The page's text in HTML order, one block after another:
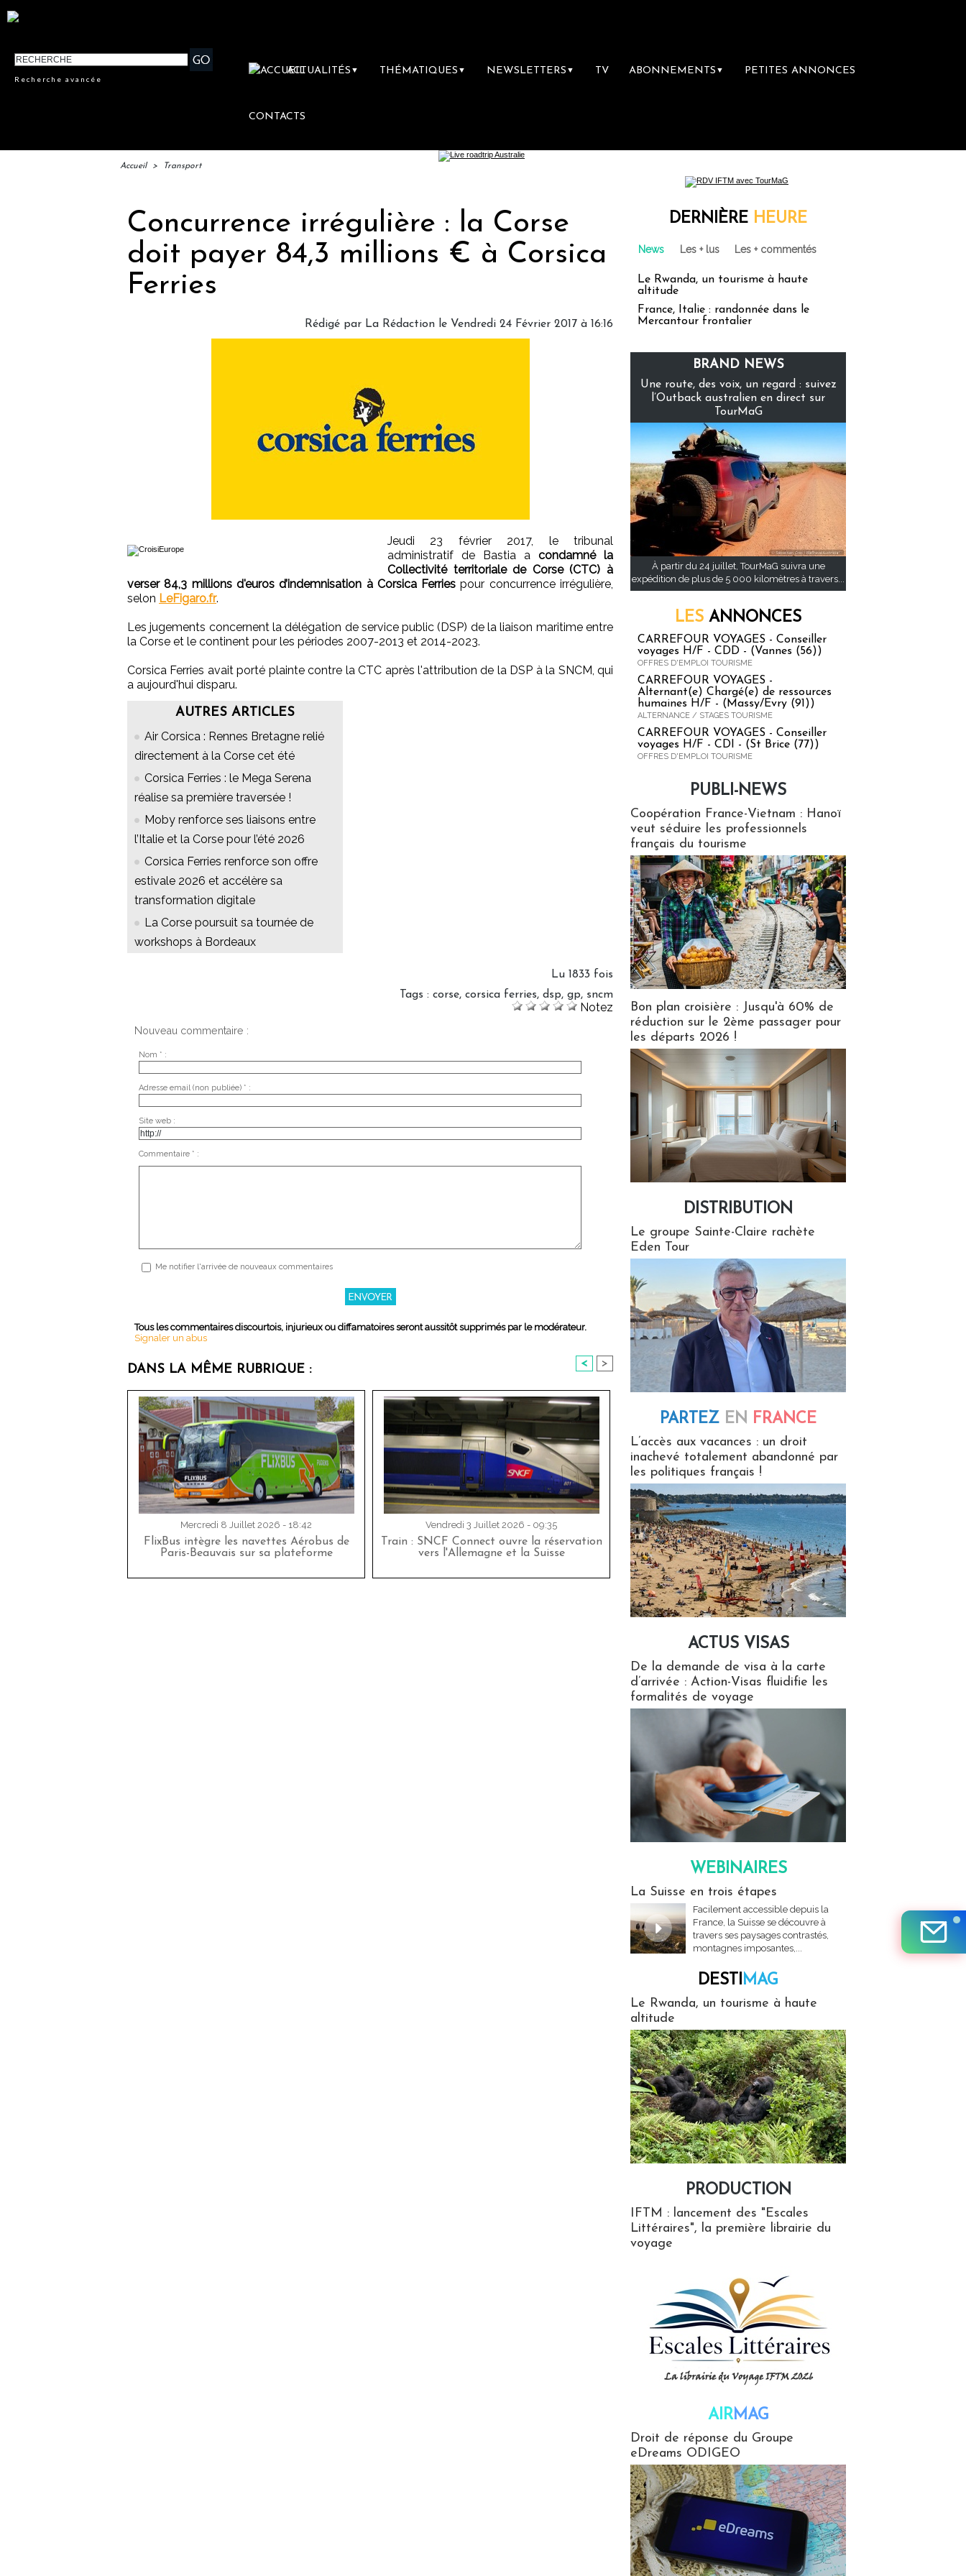
Recherche avancée
ACTUALITÉS ▼ THÉMATIQUES ▼ NEWSLETTERS ▼ TV ABONNEMENTS ▼ PETITES ANNONCES
CONTACTS
Accueil > Transport
Concurrence irrégulière : la Corse
doit payer 84,3 millions € à Corsica
Ferries
Rédigé par La Rédaction le Vendredi 24 Février 2017 à 16:16
Jeudi 23 février 2017, le tribunal
administratif de Bastia a condamné la
Collectivité territoriale de Corse (CTC) à
verser 84,3 millions d'euros d’indemnisation à Corsica Ferries pour concurrence irrégulière,
selon LeFigaro.fr.
Les jugements concernent la délégation de service public (DSP) de la liaison maritime entre
la Corse et le continent pour les périodes 2007-2013 et 2014-2023.
Corsica Ferries avait porté plainte contre la CTC après l'attribution de la DSP à la SNCM, qui
a aujourd'hui disparu.
AUTRES ARTICLES
Air Corsica : Rennes Bretagne relié
directement à la Corse cet été
Corsica Ferries : le Mega Serena
réalise sa première traversée !
Moby renforce ses liaisons entre
l’Italie et la Corse pour l’été 2026
Corsica Ferries renforce son offre
estivale 2026 et accélère sa
transformation digitale
La Corse poursuit sa tournée de
workshops à Bordeaux
Lu 1833 fois
Tags : corse, corsica ferries, dsp, gp, sncm
Notez
Nouveau commentaire :
Nom * :
Adresse email (non publiée) * :
Site web :
Commentaire * :
Me notifier l'arrivée de nouveaux commentaires
Tous les commentaires discourtois, injurieux ou diffamatoires seront aussitôt supprimés par le modérateur.
Signaler un abus
DANS LA MÊME RUBRIQUE : < >
Mercredi 8 Juillet 2026 - 18:42
FlixBus intègre les navettes Aérobus de
Paris-Beauvais sur sa plateforme
Vendredi 3 Juillet 2026 - 09:35
Train : SNCF Connect ouvre la réservation
vers l'Allemagne et la Suisse
DERNIÈRE HEURE
News Les + lus Les + commentés
Le Rwanda, un tourisme à haute
altitude
France, Italie : randonnée dans le
Mercantour frontalier
BRAND NEWS
Une route, des voix, un regard : suivez
l’Outback australien en direct sur
TourMaG
À partir du 24 juillet, TourMaG suivra une
expédition de plus de 5 000 kilomètres à travers...
LES ANNONCES
CARREFOUR VOYAGES - Conseiller
voyages H/F - CDD - (Vannes (56))
OFFRES D'EMPLOI TOURISME
CARREFOUR VOYAGES -
Alternant(e) Chargé(e) de ressources
humaines H/F - (Massy/Evry (91))
ALTERNANCE / STAGES TOURISME
CARREFOUR VOYAGES - Conseiller
voyages H/F - CDI - (St Brice (77))
OFFRES D'EMPLOI TOURISME
PUBLI-NEWS
Coopération France-Vietnam : Hanoï
veut séduire les professionnels
français du tourisme
Bon plan croisière : Jusqu'à 60% de
réduction sur le 2ème passager pour
les départs 2026 !
DISTRIBUTION
Le groupe Sainte-Claire rachète
Eden Tour
PARTEZ EN FRANCE
L’accès aux vacances : un droit
inachevé totalement abandonné par
les politiques français !
ACTUS VISAS
De la demande de visa à la carte
d’arrivée : Action-Visas fluidifie les
formalités de voyage
WEBINAIRES
La Suisse en trois étapes
Facilement accessible depuis la
France, la Suisse se découvre à
travers ses paysages contrastés,
montagnes imposantes,...
DESTIMAG
Le Rwanda, un tourisme à haute
altitude
PRODUCTION
IFTM : lancement des "Escales
Littéraires", la première librairie du
voyage
AIRMAG
Droit de réponse du Groupe
eDreams ODIGEO